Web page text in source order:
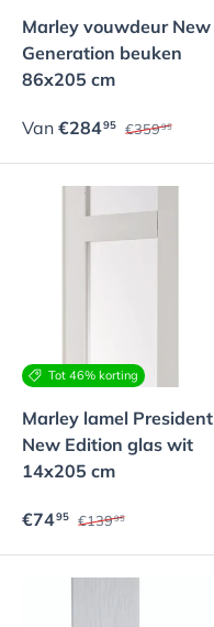
Marley vouwdeur New
Generation beuken
86x205 cm
Van €28495 €35995
Tot 46% korting
Marley lamel President
New Edition glas wit
14x205 cm
€7495 €13995